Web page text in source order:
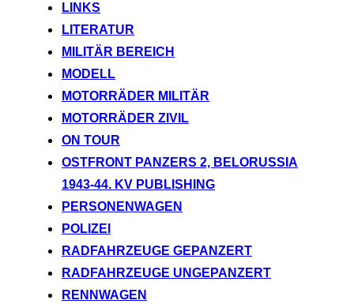
LINKS
LITERATUR
MILITÄR BEREICH
MODELL
MOTORRÄDER MILITÄR
MOTORRÄDER ZIVIL
ON TOUR
OSTFRONT PANZERS 2, BELORUSSIA
1943-44. KV PUBLISHING
PERSONENWAGEN
POLIZEI
RADFAHRZEUGE GEPANZERT
RADFAHRZEUGE UNGEPANZERT
RENNWAGEN